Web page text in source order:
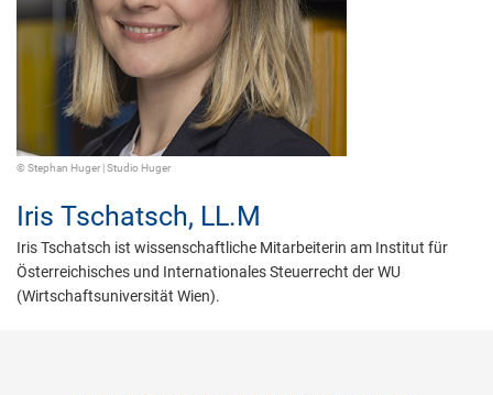
© Stephan Huger | Studio Huger
Iris Tschatsch, LL.M
Iris Tschatsch ist wissenschaftliche Mitarbeiterin am Institut für
Österreichisches und Internationales Steuerrecht der WU
(Wirtschaftsuniversität Wien).